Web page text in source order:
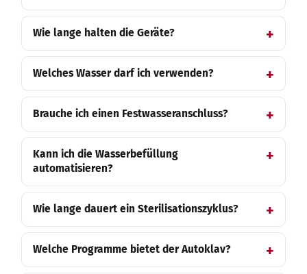
Wie lange halten die Geräte?
Welches Wasser darf ich verwenden?
Brauche ich einen Festwasseranschluss?
Kann ich die Wasserbefüllung
automatisieren?
Wie lange dauert ein Sterilisationszyklus?
Welche Programme bietet der Autoklav?